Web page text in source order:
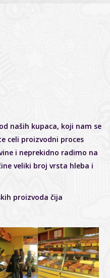
naših kupaca, koji nam se
celi proizvodni proces
i neprekidno radimo na
veliki broj vrsta hleba i
proizvoda čija